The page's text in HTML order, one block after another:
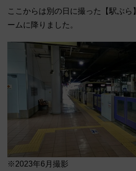
ここからは別の日に撮った【駅ぶら
ームに降りました。
※2023年6月撮影